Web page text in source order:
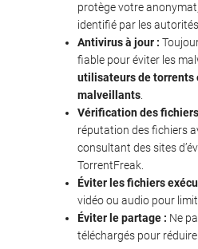
protège votre
identifié par les autorités.
Antivirus à jour :
fiable pour éviter les
utilisateurs de torrents
malveillants
Vérification des
réputation des fichiers
consultant des sites
TorrentFreak.
Éviter les fichiers
vidéo ou audio pour
Éviter le partage : Ne
téléchargés pour